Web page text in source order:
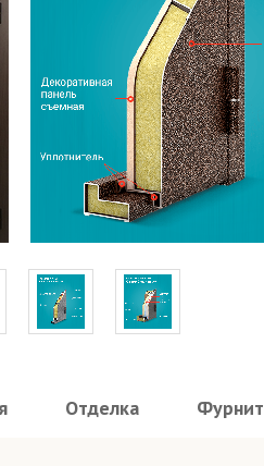
Отделка